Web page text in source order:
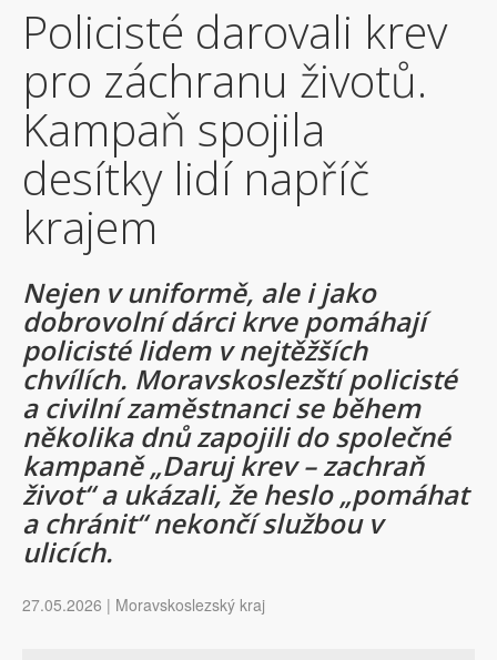
Policisté darovali krev
pro záchranu životů.
Kampaň spojila
desítky lidí napříč
krajem
Nejen v uniformě, ale i jako
dobrovolní dárci krve pomáhají
policisté lidem v nejtěžších
chvílích. Moravskoslezští policisté
a civilní zaměstnanci se během
několika dnů zapojili do společné
kampaně „Daruj krev – zachraň
život“ a ukázali, že heslo „pomáhat
a chránit“ nekončí službou v
ulicích.
27.05.2026 | Moravskoslezský kraj